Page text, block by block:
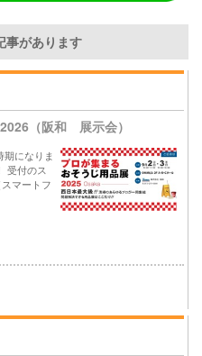
事があります
（阪和 展示会）
になりま
受付のス
マートフ